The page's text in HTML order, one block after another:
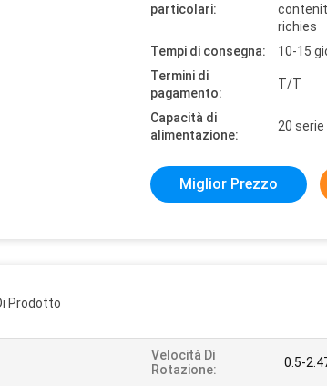
particolari:
richies
Tempi di consegna:
10-15
Termini di
pagamento:
T/T
Capacità di
alimentazione:
20
Miglior Prezzo
Prodotto
Velocità Di
Rotazione:
0.5-